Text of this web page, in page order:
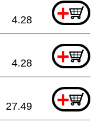
+
4.28
+
4.28
+
27.49